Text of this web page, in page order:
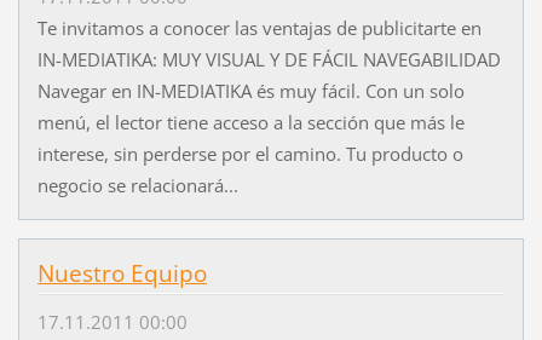
Te invitamos a conocer las ventajas de publicitarte en
IN-MEDIATIKA: MUY VISUAL Y DE FÁCIL NAVEGABILIDAD
Navegar en IN-MEDIATIKA és muy fácil. Con un solo
menú, el lector tiene acceso a la sección que más le
interese, sin perderse por el camino. Tu producto o
negocio se relacionará...
Nuestro Equipo
17.11.2011 00:00